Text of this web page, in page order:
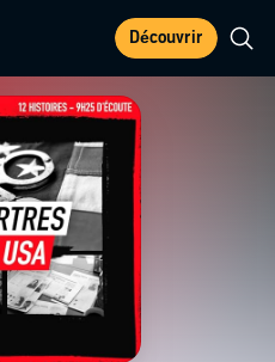
Découvrir